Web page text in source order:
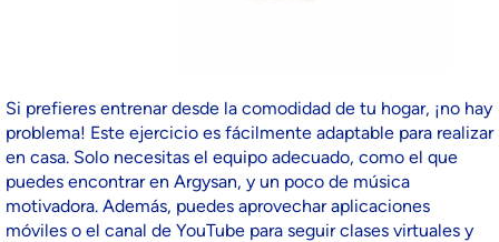
Si prefieres entrenar desde la comodidad de tu hogar, ¡no hay
problema! Este ejercicio es fácilmente adaptable para realizar
en casa. Solo necesitas el equipo adecuado, como el que
puedes encontrar en Argysan, y un poco de música
motivadora. Además, puedes aprovechar aplicaciones
móviles o el canal de YouTube para seguir clases virtuales y